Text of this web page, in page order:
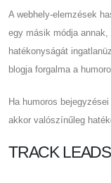
A webhely-elemzések
egy másik módja
hatékonyságát
blogja forgalma a
Ha humoros
akkor valószínűleg
TRACK LEADS